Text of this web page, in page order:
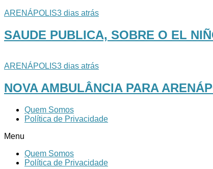
ARENÁPOLIS3 dias atrás
SAUDE PUBLICA, SOBRE O EL
ARENÁPOLIS3 dias atrás
NOVA AMBULÂNCIA PARA
Quem Somos
Política de Privacidade
Menu
Quem Somos
Política de Privacidade